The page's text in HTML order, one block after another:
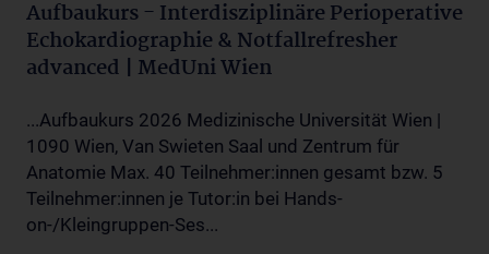
Aufbaukurs - Interdisziplinäre Perioperative
Echokardiographie & Notfallrefresher
advanced | MedUni Wien
...Aufbaukurs 2026 Medizinische Universität Wien |
1090 Wien, Van Swieten Saal und Zentrum für
Anatomie Max. 40 Teilnehmer:innen gesamt bzw. 5
Teilnehmer:innen je Tutor:in bei Hands-
on-/Kleingruppen-Ses...